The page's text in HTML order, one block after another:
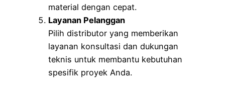
material dengan cepat.
Layanan Pelanggan
Pilih distributor yang memberikan
layanan konsultasi dan dukungan
teknis untuk membantu kebutuhan
spesifik proyek Anda.